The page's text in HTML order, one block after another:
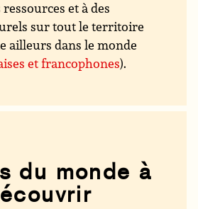
et à des
sur tout le territoire
ailleurs dans le monde
et francophones).
du monde à